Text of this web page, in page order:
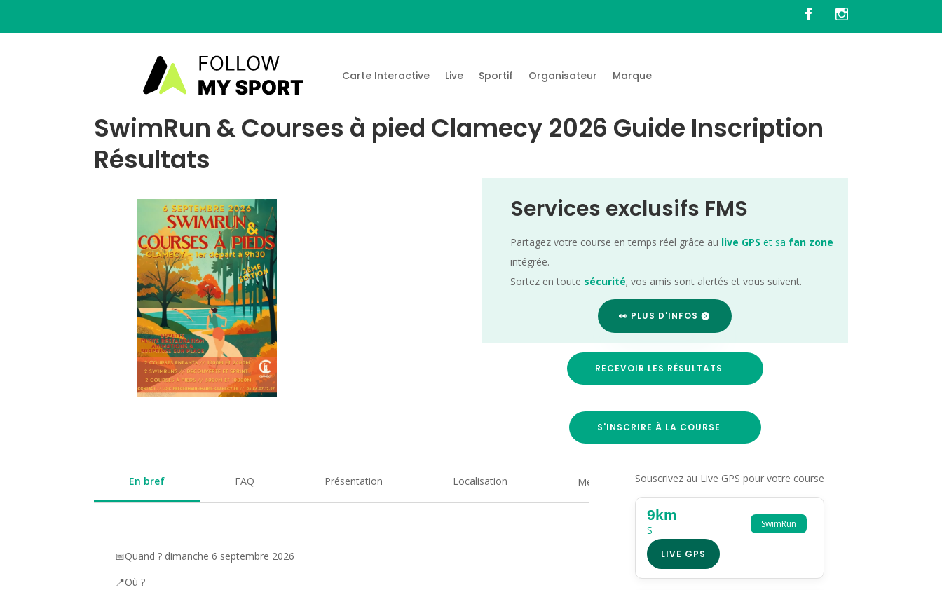
Carte Interactive Live Sportif Organisateur Marque
SwimRun & Courses à pied Clamecy 2026 Guide Inscription
Résultats
Services exclusifs FMS
Partagez votre course en temps réel grâce au live GPS et sa fan zone
intégrée.
Sortez en toute sécurité; vos amis sont alertés et vous suivent.
👀 PLUS D'INFOS
RECEVOIR LES RÉSULTATS
S'INSCRIRE À LA COURSE
En bref FAQ Présentation Localisation Medias
📅Quand ? dimanche 6 septembre 2026
📍Où ?
Souscrivez au Live GPS pour votre course
SwimRun
9km
S
LIVE GPS